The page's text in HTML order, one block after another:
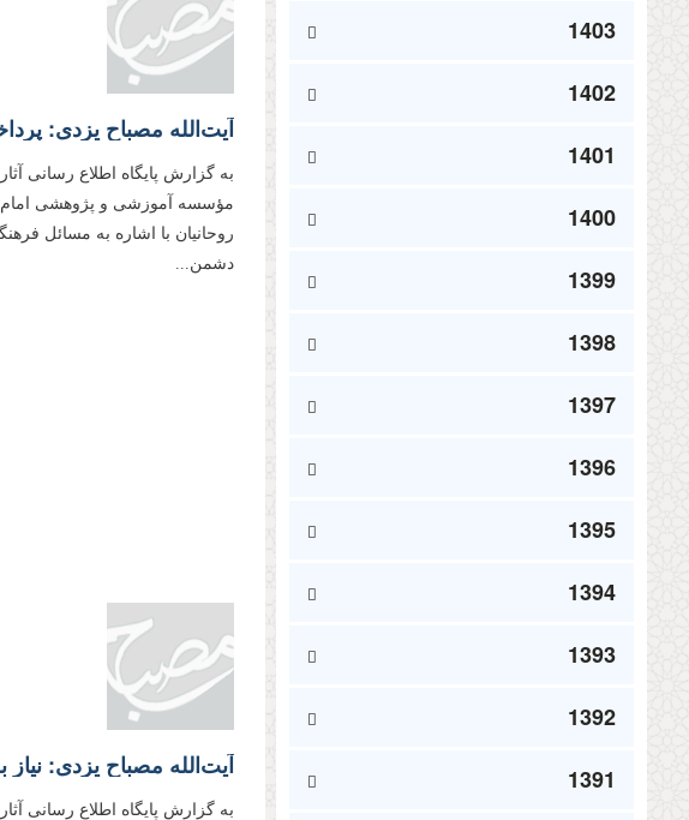
1403
1402
1401
1400
1399
1398
1397
1396
1395
1394
1393
1392
1391
به گزارش پایگاه اطلاع رسانی
مؤسسه آموزشی و پژوهشی امام
روحانیان با اشاره به مسائل
دشمن...
به گزارش پایگاه اطلاع رسانی